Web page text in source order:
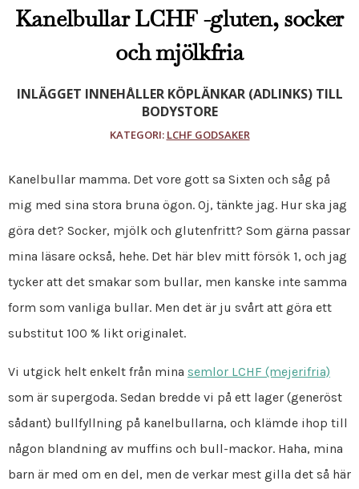
Kanelbullar LCHF -gluten, socker
och mjölkfria
INLÄGGET INNEHÅLLER KÖPLÄNKAR (ADLINKS) TILL
BODYSTORE
KATEGORI: LCHF GODSAKER
Kanelbullar mamma. Det vore gott sa Sixten och såg på
mig med sina stora bruna ögon. Oj, tänkte jag. Hur ska jag
göra det? Socker, mjölk och glutenfritt? Som gärna passar
mina läsare också, hehe. Det här blev mitt försök 1, och jag
tycker att det smakar som bullar, men kanske inte samma
form som vanliga bullar. Men det är ju svårt att göra ett
substitut 100 % likt originalet.
Vi utgick helt enkelt från mina semlor LCHF (mejerifria)
som är supergoda. Sedan bredde vi på ett lager (generöst
sådant) bullfyllning på kanelbullarna, och klämde ihop till
någon blandning av muffins och bull-mackor. Haha, mina
barn är med om en del, men de verkar mest gilla det så här